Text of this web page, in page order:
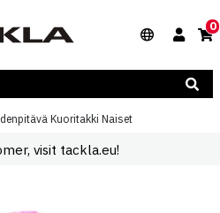
0
Kuoritakki Naiset
visit tackla.eu!